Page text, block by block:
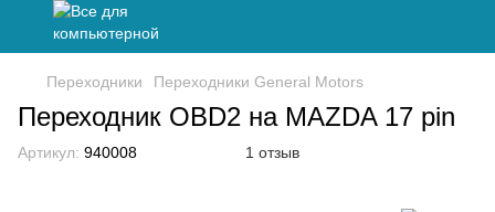
Переходники Переходники General Motors
Переходник OBD2 на MAZDA 17 pin
Артикул: 940008 1 отзыв